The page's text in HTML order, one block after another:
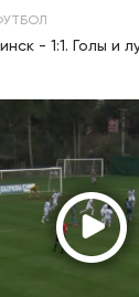
- 1:1. Голы и